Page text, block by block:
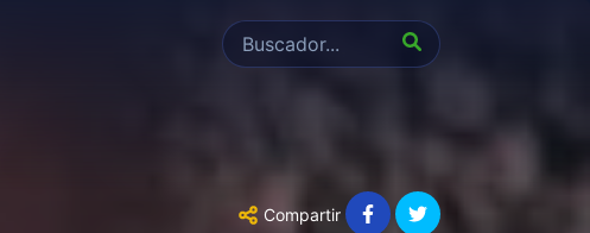
Compartir